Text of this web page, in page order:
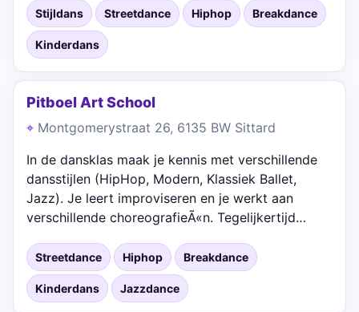
Stijldans Streetdance Hiphop Breakdance
Kinderdans
Pitboel Art School
Montgomerystraat 26, 6135 BW Sittard
In de dansklas maak je kennis met verschillende
dansstijlen (HipHop, Modern, Klassiek Ballet,
Jazz). Je leert improviseren en je werkt aan
verschillende choreografieÃ«n. Tegelijkertijd…
Streetdance Hiphop Breakdance
Kinderdans Jazzdance